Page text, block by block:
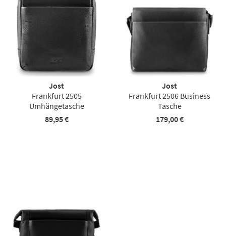
Jost
Frankfurt 2505
Umhängetasche
89,95 €
Jost
Frankfurt 2506 Business
Tasche
179,00 €